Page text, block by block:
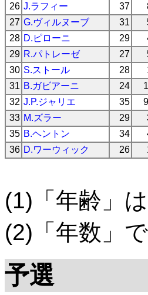
26 J.ラフィー 37
27 G.ヴィルヌーブ 31
28 D.ピローニ 29
29 R.パトレーゼ 27
30 S.ストール 28
31 B.ガビアーニ 24
32 J.P.ジャリエ 35
33 M.ズラー 29
35 B.ヘントン 34
36 D.ワーウィック 26
(1)「年齢」
(2)「年数」
予選